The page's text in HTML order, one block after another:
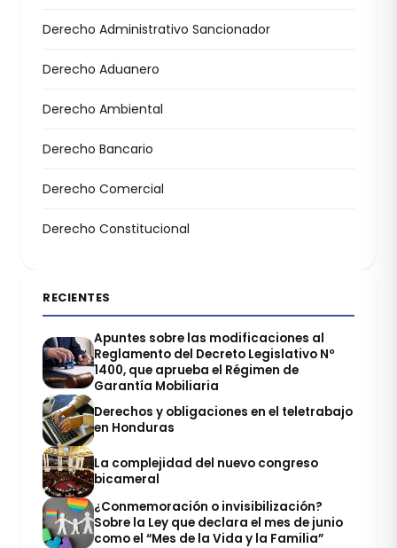
Derecho Administrativo Sancionador
Derecho Aduanero
Derecho Ambiental
Derecho Bancario
Derecho Comercial
Derecho Constitucional
RECIENTES
Apuntes sobre las modificaciones al
Reglamento del Decreto Legislativo Nº
1400, que aprueba el Régimen de
Garantía Mobiliaria
Derechos y obligaciones en el teletrabajo
en Honduras
La complejidad del nuevo congreso
bicameral
¿Conmemoración o invisibilización?
Sobre la Ley que declara el mes de junio
como el “Mes de la Vida y la Familia”